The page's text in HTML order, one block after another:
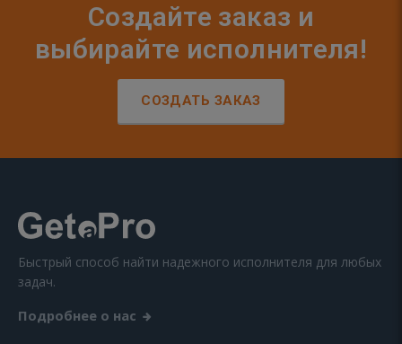
Создайте заказ и
выбирайте исполнителя!
СОЗДАТЬ ЗАКАЗ
Быстрый способ найти надежного исполнителя для любых
задач.
Подробнее о нас